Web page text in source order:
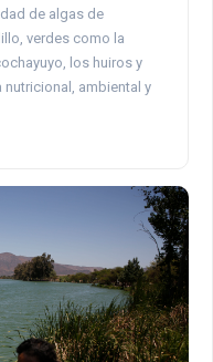
de algas de
verdes como la
los huiros y
ambiental y